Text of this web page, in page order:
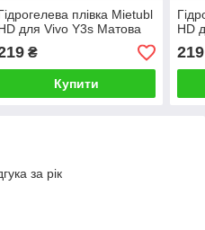
плівка Mietubl
для Vivo Y3s Матова
₴
Купити
HD
219
за рік